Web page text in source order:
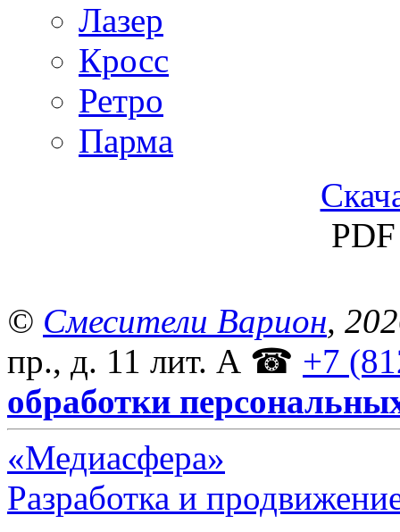
Лазер
Кросс
Ретро
Парма
© Смесители Варион,
пр., д. 11 лит. А ☎ +7
обработки
«Медиасфера»
Разработка и